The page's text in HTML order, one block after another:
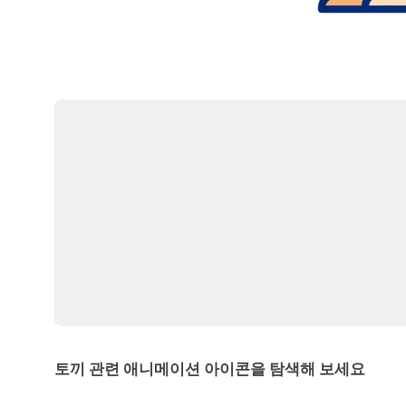
토끼 관련 애니메이션 아이콘을 탐색해 보세요